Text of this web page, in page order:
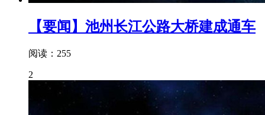
【要闻】池州长江公路大桥建成通车
阅读：255
2